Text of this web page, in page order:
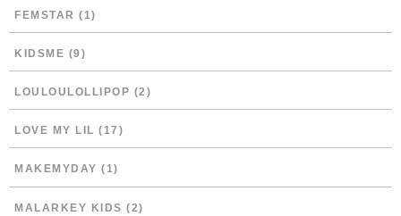
FEMSTAR (1)
KIDSME (9)
LOULOULOLLIPOP (2)
LOVE MY LIL (17)
MAKEMYDAY (1)
MALARKEY KIDS (2)